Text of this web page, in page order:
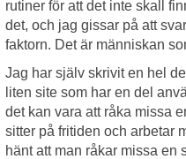
rutiner för att det inte skall
det, och jag gissar på att
faktorn. Det är människan
Jag har själv skrivit en hel
liten site som har en del
det kan vara att råka missa
sitter på fritiden och arbetar
hänt att man råkar missa en